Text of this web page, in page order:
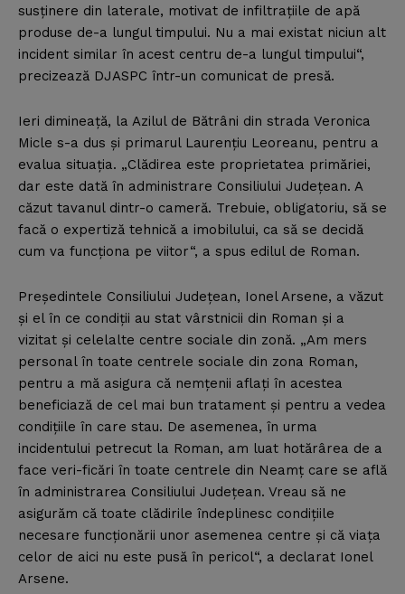
susţinere din laterale, motivat de infiltraţiile de apă
produse de-a lungul timpului. Nu a mai existat niciun alt
incident similar în acest centru de-a lungul timpului“,
precizează DJASPC într-un comunicat de presă.
Ieri dimineaţă, la Azilul de Bătrâni din strada Veronica
Micle s-a dus şi primarul Laurenţiu Leoreanu, pentru a
evalua situaţia. „Clădirea este proprietatea primăriei,
dar este dată în administrare Consiliului Judeţean. A
căzut tavanul dintr-o cameră. Trebuie, obligatoriu, să se
facă o expertiză tehnică a imobilului, ca să se decidă
cum va funcţiona pe viitor“, a spus edilul de Roman.
Preşedintele Consiliului Judeţean, Ionel Arsene, a văzut
şi el în ce condiţii au stat vârstnicii din Roman şi a
vizitat şi celelalte centre sociale din zonă. „Am mers
personal în toate centrele sociale din zona Roman,
pentru a mă asigura că nemţenii aflaţi în acestea
beneficiază de cel mai bun tratament şi pentru a vedea
condiţiile în care stau. De asemenea, în urma
incidentului petrecut la Roman, am luat hotărârea de a
face veri-ficări în toate centrele din Neamţ care se află
în administrarea Consiliului Judeţean. Vreau să ne
asigurăm că toate clădirile îndeplinesc condiţiile
necesare funcţionării unor asemenea centre şi că viaţa
celor de aici nu este pusă în pericol“, a declarat Ionel
Arsene.